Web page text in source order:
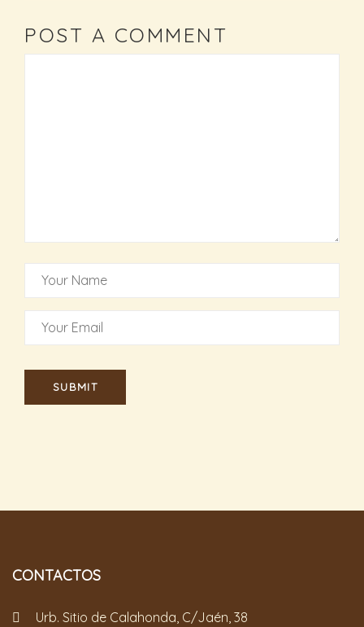
POST A COMMENT
CONTACTOS
Urb. Sitio de Calahonda, C/Jaén, 38